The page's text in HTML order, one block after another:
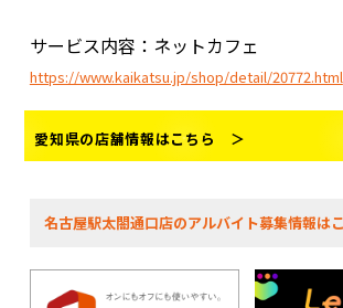
サービス内容：ネットカフェ
https://www.kaikatsu.jp/shop/detail/20772.html
愛知県の店舗情報はこちら ＞
名古屋駅太閤通口店のアルバイト募集情報は